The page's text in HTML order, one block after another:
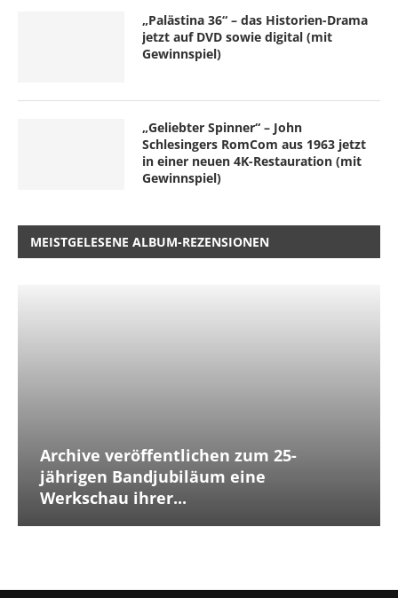
„Palästina 36“ – das Historien-Drama
jetzt auf DVD sowie digital (mit
Gewinnspiel)
„Geliebter Spinner“ – John
Schlesingers RomCom aus 1963 jetzt
in einer neuen 4K-Restauration (mit
Gewinnspiel)
MEISTGELESENE ALBUM-REZENSIONEN
Archive veröffentlichen zum 25-
jährigen Bandjubiläum eine
Werkschau ihrer...